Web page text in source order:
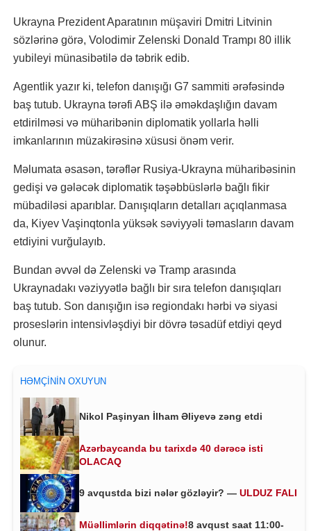
Ukrayna Prezident Aparatının müşaviri Dmitri Litvinin
sözlərinə görə, Volodimir Zelenski Donald Trampı 80 illik
yubileyi münasibətilə də təbrik edib.
Agentlik yazır ki, telefon danışığı G7 sammiti ərəfəsində
baş tutub. Ukrayna tərəfi ABŞ ilə əməkdaşlığın davam
etdirilməsi və müharibənin diplomatik yollarla həlli
imkanlarının müzakirəsinə xüsusi önəm verir.
Məlumata əsasən, tərəflər Rusiya-Ukrayna müharibəsinin
gedişi və gələcək diplomatik təşəbbüslərlə bağlı fikir
mübadiləsi aparıblar. Danışıqların detalları açıqlanmasa
da, Kiyev Vaşinqtonla yüksək səviyyəli təmasların davam
etdiyini vurğulayıb.
Bundan əvvəl də Zelenski və Tramp arasında
Ukraynadakı vəziyyətlə bağlı bir sıra telefon danışıqları
baş tutub. Son danışığın isə regiondakı hərbi və siyasi
proseslərin intensivləşdiyi bir dövrə təsadüf etdiyi qeyd
olunur.
HƏMÇININ OXUYUN
Nikol Paşinyan İlham Əliyevə zəng etdi
Azərbaycanda bu tarixdə 40 dərəcə isti
OLACAQ
9 avqustda bizi nələr gözləyir? — ULDUZ FALI
Müəllimlərin diqqətinə!8 avqust saat 11:00-